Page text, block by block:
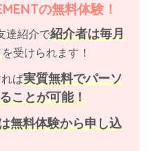
の無料体験！
達紹介で紹介者は毎月
を受けられます！
ば実質無料でパーソ
ことが可能！
無料体験から申し込